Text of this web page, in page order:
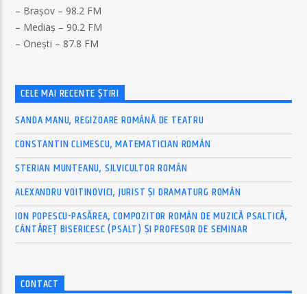
– Brașov – 98.2 FM
– Mediaș – 90.2 FM
– Onești – 87.8 FM
CELE MAI RECENTE ȘTIRI
SANDA MANU, REGIZOARE ROMÂNĂ DE TEATRU
CONSTANTIN CLIMESCU, MATEMATICIAN ROMÂN
STERIAN MUNTEANU, SILVICULTOR ROMÂN
ALEXANDRU VOITINOVICI, JURIST ȘI DRAMATURG ROMÂN
ION POPESCU-PASĂREA, COMPOZITOR ROMÂN DE MUZICĂ PSALTICĂ,
CÂNTĂREȚ BISERICESC (PSALT) ȘI PROFESOR DE SEMINAR
CONTACT